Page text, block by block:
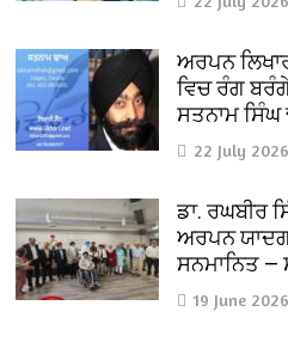
ਅਰਪਨ
ਵਿਚ ਰੰਗ
ਸਤਨਾਮ ਸਿੰਘ
22 July 2026
ਡਾ. ਰਘਬੀਰ
ਅਰਪਨ
ਸਨਮਾਨਿਤ —
19 June 2026